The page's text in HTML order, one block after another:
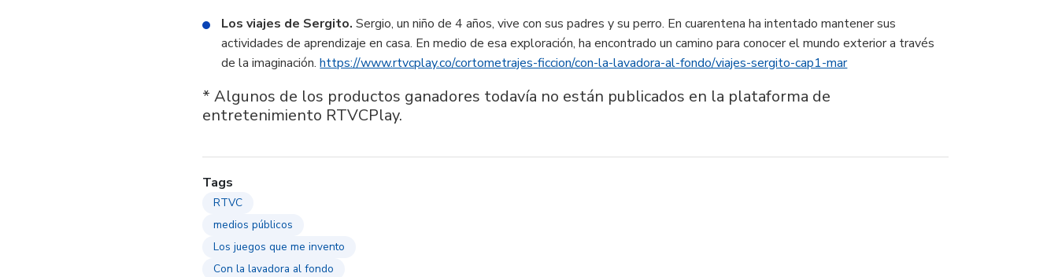
Los viajes de Sergito.Sergio, un niño de 4 años, vive con sus padres y su perro. En cuarentena ha intentado mantener sus
actividades de aprendizaje en casa. En medio de esa exploración, ha encontrado un camino para conocer el mundo exterior a través
de la imaginación.https://www.rtvcplay.co/cortometrajes-ficcion/con-la-lavadora-al-fondo/viajes-sergito-cap1-mar
* Algunos de los productos ganadores todavía no están publicados en la plataforma de
entretenimiento RTVCPlay.
Tags
RTVC
medios públicos
Los juegos que me invento
Con la lavadora al fondo